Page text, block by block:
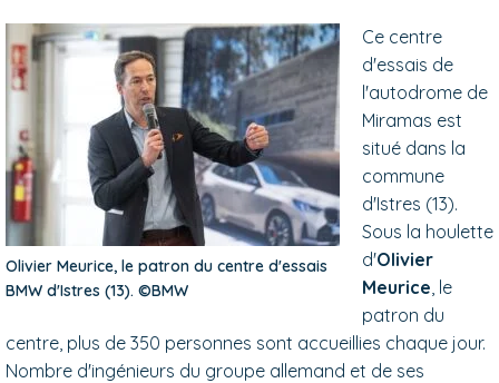
Olivier Meurice, le patron du centre d'essais
BMW d'Istres (13). ©BMW
Ce centre
d'essais de
l'autodrome de
Miramas est
situé dans la
commune
d'Istres (13).
Sous la houlette
d'Olivier
Meurice , le
patron du
centre, plus de 350 personnes sont accueillies chaque jour.
Nombre d'ingénieurs du groupe allemand et de ses